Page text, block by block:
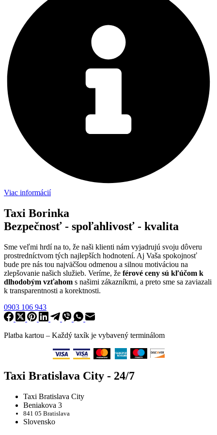
Viac informácií
Taxi Borinka
Bezpečnosť - spoľahlivosť - kvalita
Sme veľmi hrdí na to, že naši klienti nám vyjadrujú svoju dôveru
prostredníctvom tých najlepších hodnotení. Aj Vaša spokojnosť
bude pre nás tou najväčšou odmenou a silnou motiváciou na
zlepšovanie našich služieb. Veríme, že férové ceny sú kľúčom k
dlhodobým vzťahom s našimi zákazníkmi, a preto sme sa zaviazali
k transparentnosti a korektnosti.
0903 106 943
Platba kartou – Každý taxík je vybavený terminálom
Taxi Bratislava City - 24/7
Taxi Bratislava City
Beniakova 3
841 05 Bratislava
Slovensko